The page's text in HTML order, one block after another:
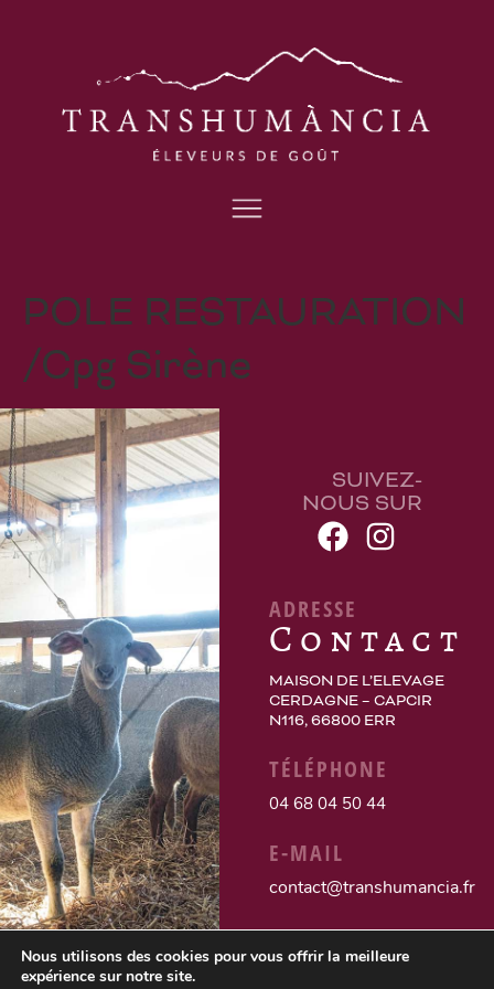
POLE RESTAURATION
/Cpg Sirène
SUIVEZ-
NOUS SUR
ADRESSE
Contact
MAISON DE L’ELEVAGE
CERDAGNE – CAPCIR
N116, 66800 ERR
TÉLÉPHONE
04 68 04 50 44
E-MAIL
contact@transhumancia.fr
Nous utilisons des cookies pour vous offrir la meilleure
expérience sur notre site.